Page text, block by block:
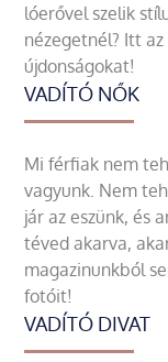
lóerővel szelik
nézegetnél? Itt
újdonságokat!
VADÍTÓ NŐK
Mi férfiak nem
vagyunk. Nem
jár az eszünk, és
téved akarva,
magazinunkból
fotóit!
VADÍTÓ DIVAT